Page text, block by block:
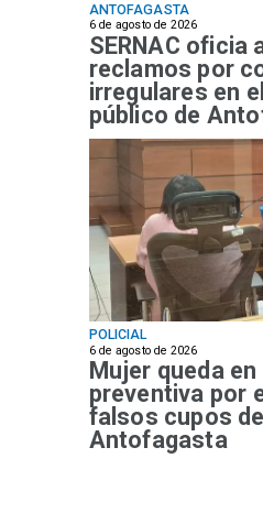
ANTOFAGASTA
6 de agosto de 2026
SERNAC oficia
reclamos por
irregulares en
público de
POLICIAL
6 de agosto de 2026
Mujer queda
preventiva por
falsos cupos
Antofagasta